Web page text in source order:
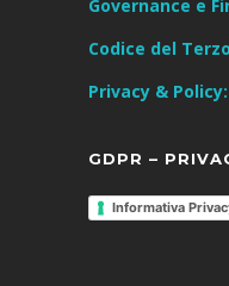
Governance e
Codice del
Privacy & Policy:
GDPR –
Informativa